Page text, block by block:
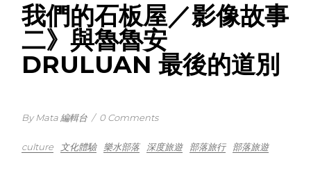
我們的石板屋／影像故事
二》與魯魯安
DRULUAN 最後的道別
By Mata 編輯台 / 0 Comments
culture 文化體驗 樂水部落 深度旅遊 部落旅行 部落旅遊